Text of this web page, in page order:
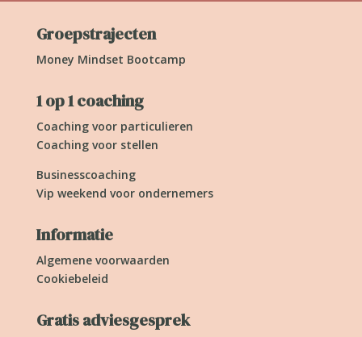
Groepstrajecten
Money Mindset Bootcamp
1 op 1 coaching
Coaching voor particulieren
Coaching voor stellen
Businesscoaching
Vip weekend voor ondernemers
Informatie
Algemene voorwaarden
Cookiebeleid
Gratis adviesgesprek